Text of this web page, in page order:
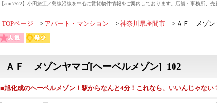
【ame7522】小田急江ノ島線沿線を中心に賃貸物件情報をご案内しております。店舗・事務所、売
TOPページ アパート・マンション 神奈川県座間市
ＡＦ メゾン
ＡＦ メゾンヤマゴ[ヘーベルメゾン] 102
■旭化成のヘーベルメゾン！駅からなんと4分！これなら、いいんじゃな